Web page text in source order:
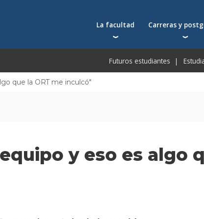
La facultad
Autoridades
Docentes visitantes
Conferencias en YouTube
Escuela de Negocios
Carreras y
Carreras
Postgrados
Futuros estudiantes
que la ORT me inculcó"
y eso es algo